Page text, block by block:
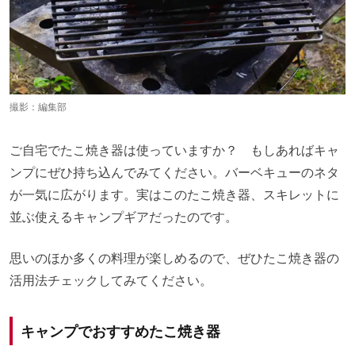
撮影：編集部
ご自宅でたこ焼き器は使っていますか？ もしあればキャ
ンプにぜひ持ち込んでみてください。バーベキューのネタ
が一気に広がります。実はこのたこ焼き器、スキレットに
並ぶ使えるキャンプギアだったのです。
思いのほか多くの料理が楽しめるので、ぜひたこ焼き器の
活用法チェックしてみてください。
キャンプでおすすめたこ焼き器